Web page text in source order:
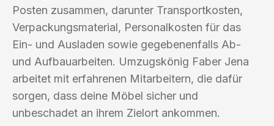
Posten zusammen, darunter Transportkosten,
Verpackungsmaterial, Personalkosten für das
Ein- und Ausladen sowie gegebenenfalls Ab-
und Aufbauarbeiten. Umzugskönig Faber Jena
arbeitet mit erfahrenen Mitarbeitern, die dafür
sorgen, dass deine Möbel sicher und
unbeschadet an ihrem Zielort ankommen.